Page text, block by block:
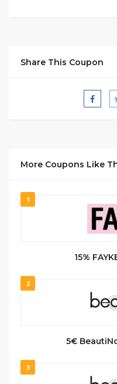
Share This Coupon
More Coupons Like
1
15%
2
5€
3